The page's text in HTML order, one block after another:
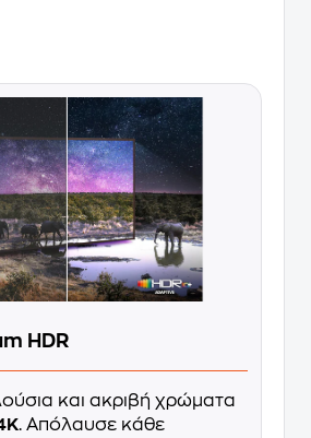
HDR
και ακριβή χρώματα
. Απόλαυσε κάθε